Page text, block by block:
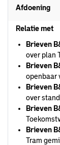
Afdoening
Relatie met
Brieven
over plan
Brieven
openbaar
Brieven
over
Brieven
Brieven
Tram